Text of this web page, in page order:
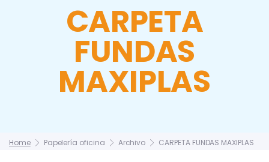
CARPETA
FUNDAS
MAXIPLAS
Home Papelería oficina Archivo CARPETA FUNDAS MAXIPLAS